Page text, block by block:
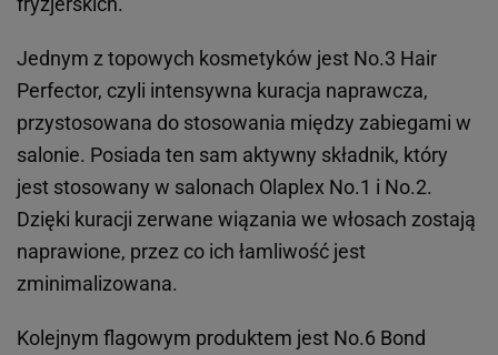
Jednym z topowych kosmetyków jest No.3 Hair
Perfector, czyli intensywna kuracja naprawcza,
przystosowana do stosowania między zabiegami w
salonie. Posiada ten sam aktywny składnik, który
jest stosowany w salonach Olaplex No.1 i No.2.
Dzięki kuracji zerwane wiązania we włosach zostają
naprawione, przez co ich łamliwość jest
zminimalizowana.
Kolejnym flagowym produktem jest No.6 Bond